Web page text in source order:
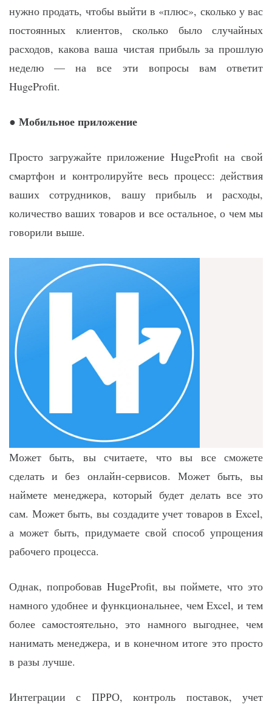
нужно продать, чтобы выйти в «плюс», сколько у вас
постоянных клиентов, сколько было случайных
расходов, какова ваша чистая прибыль за прошлую
неделю — на все эти вопросы вам ответит
HugeProfit.
● Мобильное приложение
Просто загружайте приложение HugeProfit на свой
смартфон и контролируйте весь процесс: действия
ваших сотрудников, вашу прибыль и расходы,
количество ваших товаров и все остальное, о чем мы
говорили выше.
Может быть, вы считаете, что вы все сможете
сделать и без онлайн-сервисов. Может быть, вы
наймете менеджера, который будет делать все это
сам. Может быть, вы создадите учет товаров в Excel,
а может быть, придумаете свой способ упрощения
рабочего процесса.
Однак, попробовав HugeProfit, вы поймете, что это
намного удобнее и функциональнее, чем Excel, и тем
более самостоятельно, это намного выгоднее, чем
нанимать менеджера, и в конечном итоге это просто
в разы лучше.
Интеграции с ПРРО, контроль поставок, учет